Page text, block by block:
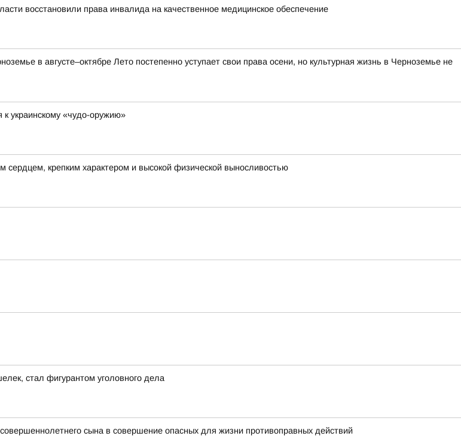
восстановили права инвалида на качественное медицинское обеспечение
в августе–октябре Лето постепенно уступает свои права осени, но культурная жизнь в Черноземье не
украинскому «чудо-оружию»
крепким характером и высокой физической выносливостью
стал фигурантом уголовного дела
сына в совершение опасных для жизни противоправных действий